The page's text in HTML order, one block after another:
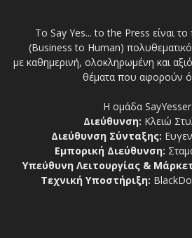
Το Say Yes... to the Press είναι
(Business to Human)
με καθημερινή, ολοκληρωμένη και
θέματα που αφορούν
Η ομάδα
Διεύθυνση: Κλειώ
Διεύθυνση Σύνταξης:
Εμπορική Διεύθυνση:
Υπεύθυνη Λειτουργίας &
Τεχνική Υποστήριξη: